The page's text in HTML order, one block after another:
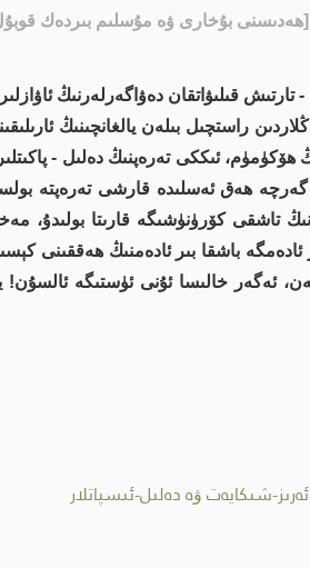
بۇخارى ۋە مۇسلىم بىردەك
قىلىۋاتقان دەۋاگەرلەرنىڭ
راستچىل بىلەن يالغانچىنىڭ
ئىككى تەرەپنىڭ دەلىل -
گەرچە ھەق ئەسلىدە قارشى تەرەپتە
كۆرۈنۈشىگە قارىتا بولىدۇ،
باشقا بىر ئادەمنىڭ ھەققىنى
ئەگەر خالىسا ئۇنى ئۈستىگە ئالسۇن!
ئەرىز-شىكايەت ۋە دەلىل-ئىسپاتلار